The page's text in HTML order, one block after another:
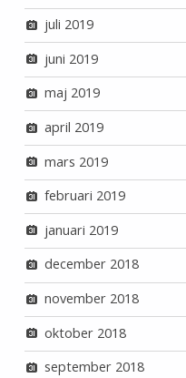
juli 2019
juni 2019
maj 2019
april 2019
mars 2019
februari 2019
januari 2019
december 2018
november 2018
oktober 2018
september 2018